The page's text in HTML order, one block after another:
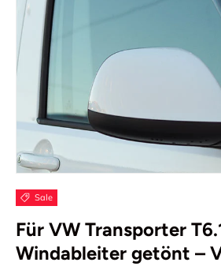
Sale
Für VW Transporter
Windableiter getönt –